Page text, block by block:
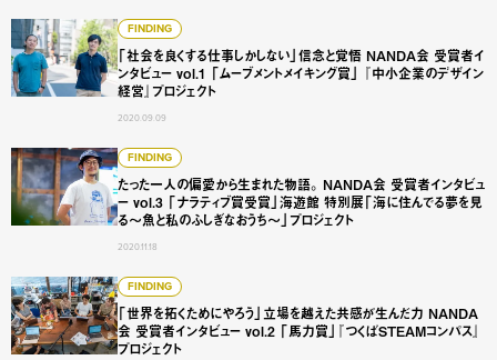
FINDING
「社会を良くする仕事しかしない」信念と覚悟 NANDA会 受賞者イ
ンタビュー vol.1 「ムーブメントメイキング賞」 『中小企業のデザイン
経営』プロジェクト
2020.09.09
「社会を良くする仕事しかしない」信念と覚悟 NANDA会
FINDING
たった一人の偏愛から生まれた物語。 NANDA会 受賞者インタビュ
ー vol.3 「ナラティブ賞受賞」海遊館 特別展「海に住んでる夢を見
る～魚と私のふしぎなおうち～」プロジェクト
2020.11.18
たった一人の偏愛から生まれた物語。 NANDA会 受賞者イ
FINDING
「世界を拓くためにやろう」立場を越えた共感が生んだ力 NANDA
会 受賞者インタビュー vol.2 「馬力賞」『つくばSTEAMコンパス』
プロジェクト
「世界を拓くためにやろう」立場を越えた共感が生んだ力